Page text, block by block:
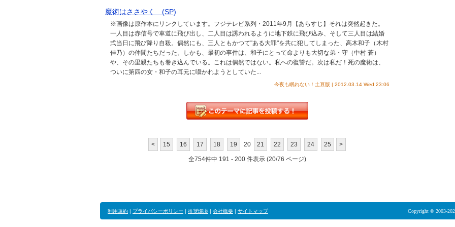
魔術はささやく (SP)
※画像は原作本にリンクしています。フジテレビ系列・2011年9月【あらすじ】それは突然起きた。
一人目は赤信号で車道に飛び出し、二人目は誘われるように地下鉄に飛び込み、そして三人目は結婚
式当日に飛び降り自殺。偶然にも、三人ともかつて"ある大罪"を共に犯してしまった、高木和子（木村
佳乃）の仲間たちだった。しかも、最初の事件は、和子にとって命よりも大切な弟・守（中村 蒼）
や、その里親たちも巻き込んでいる。これは偶然ではない。私への復讐だ。次は私だ！死の魔術は、
ついに第四の女・和子の耳元に囁かれようとしていた...
今夜も眠れない！土豆版 | 2012.03.14 Wed 23:06
< 15 16 17 18 19 20 21 22 23 24 25 >
全754件中 191 - 200 件表示 (20/76 ページ)
利用規約 | プライバシーポリシー | 推奨環境 | 会社概要 | サイトマップ Copyright © 2003-